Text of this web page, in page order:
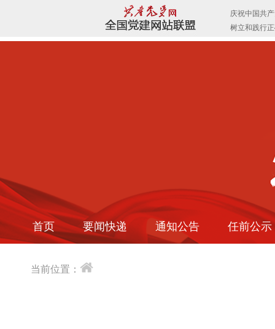
首页 要闻快递 通知公告 任前公示
当前位置：